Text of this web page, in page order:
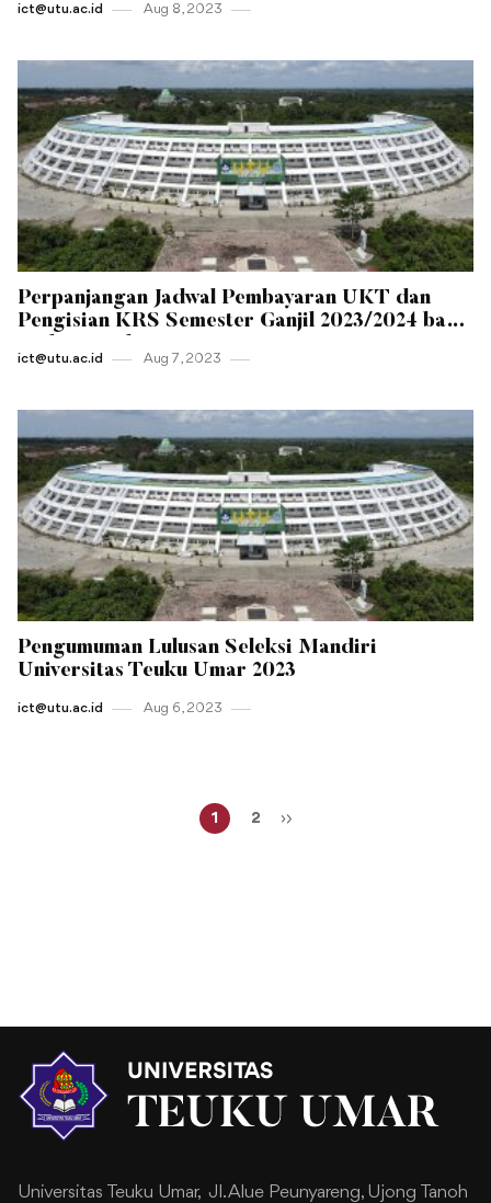
ict@utu.ac.id Aug 8 , 2023
Perpanjangan Jadwal Pembayaran UKT dan
Pengisian KRS Semester Ganjil 2023/2024 bagi
ict@utu.ac.id Aug 7 , 2023
Pengumuman Lulusan Seleksi Mandiri
Universitas Teuku Umar 2023
ict@utu.ac.id Aug 6 , 2023
1 2
Universitas Teuku Umar, Jl. Alue Peunyareng, Ujong Tanoh